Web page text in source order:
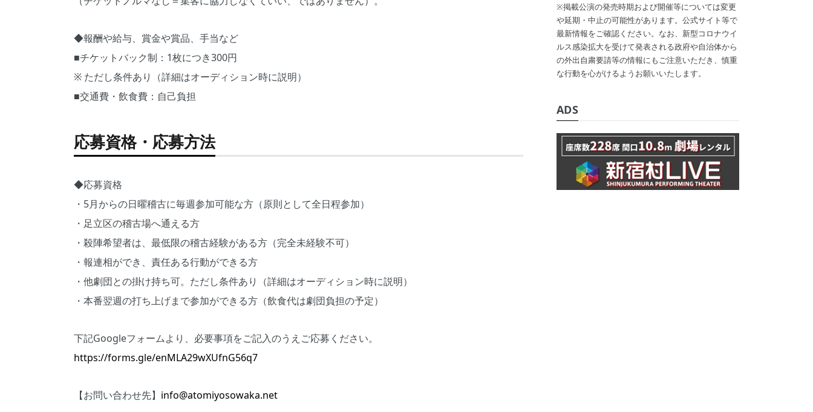
◆報酬や給与、賞金や賞品、手当など
■チケットバック制：1枚につき300円
※ ただし条件あり（詳細はオーディション時に説明）
■交通費・飲食費：自己負担
応募資格・応募方法
◆応募資格
・5月からの日曜稽古に毎週参加可能な方（原則として全日程参加）
・足立区の稽古場へ通える方
・殺陣希望者は、最低限の稽古経験がある方（完全未経験不可）
・報連相ができ、責任ある行動ができる方
・他劇団との掛け持ち可。ただし条件あり（詳細はオーディション時に説明）
・本番翌週の打ち上げまで参加ができる方（飲食代は劇団負担の予定）
下記Googleフォームより、必要事項をご記入のうえご応募ください。
https://forms.gle/enMLA29wXUfnG56q7
【お問い合わせ先】 info@atomiyosowaka.net
※掲載公演の発売時期および開催等については変更
や延期・中止の可能性があります。公式サイト等で
最新情報をご確認ください。なお、新型コロナウイ
ルス感染拡大を受けて発表される政府や自治体から
の外出自粛要請等の情報にもご注意いただき、慎重
な行動を心がけるようお願いいたします。
ADS